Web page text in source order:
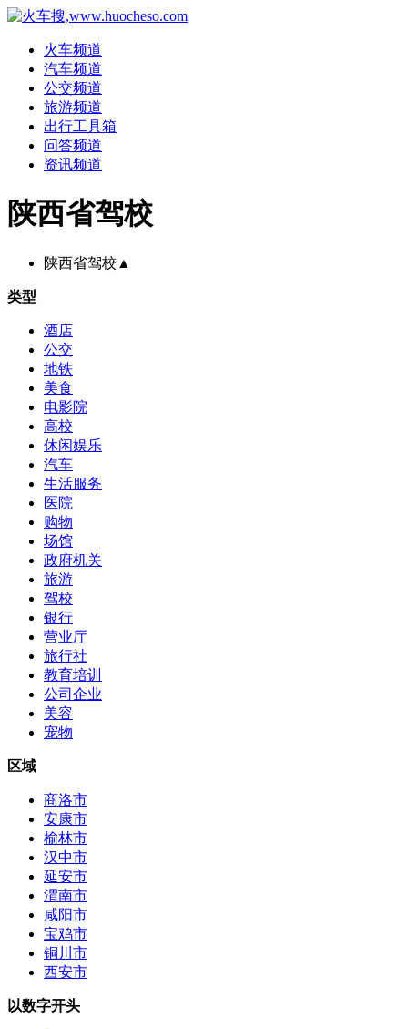
火车频道
汽车频道
公交频道
旅游频道
出行工具箱
问答频道
资讯频道
陕西省驾校
陕西省驾校 ▲
类型
酒店
公交
地铁
美食
电影院
高校
休闲娱乐
汽车
生活服务
医院
购物
场馆
政府机关
旅游
驾校
银行
营业厅
旅行社
教育培训
公司企业
美容
宠物
区域
商洛市
安康市
榆林市
汉中市
延安市
渭南市
咸阳市
宝鸡市
铜川市
西安市
以数字开头